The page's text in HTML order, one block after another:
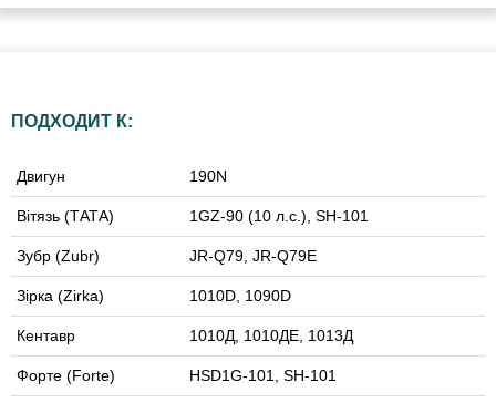
ПОДХОДИТ К:
Двигун 190N
Вітязь (ТАТА) 1GZ-90 (10 л.с.), SH-101
Зубр (Zubr) JR-Q79, JR-Q79E
Зірка (Zirka) 1010D, 1090D
Кентавр 1010Д, 1010ДЕ, 1013Д
Форте (Forte) HSD1G-101, SH-101